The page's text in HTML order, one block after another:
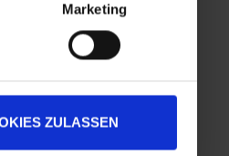
Marketing
ZULASSEN